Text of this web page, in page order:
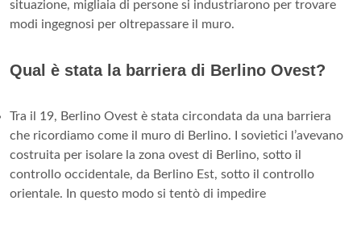
situazione, migliaia di persone si industriarono per trovare
modi ingegnosi per oltrepassare il muro.
Qual è stata la barriera di Berlino Ovest?
Tra il 19, Berlino Ovest è stata circondata da una barriera
che ricordiamo come il muro di Berlino. I sovietici l’avevano
costruita per isolare la zona ovest di Berlino, sotto il
controllo occidentale, da Berlino Est, sotto il controllo
orientale. In questo modo si tentò di impedire